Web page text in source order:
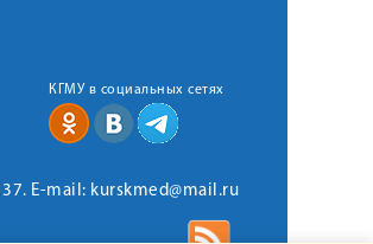
КГМУ в социальных сетях
E-mail: kurskmed@mail.ru